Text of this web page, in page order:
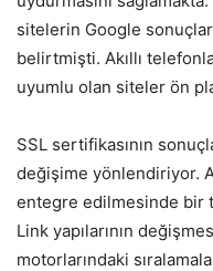
sitelerin Google
belirtmişti. Akıllı
uyumlu olan siteler ön
SSL sertifikasının
değişime yönlendiriyor.
entegre edilmesinde bir
Link yapılarının
motorlarındaki